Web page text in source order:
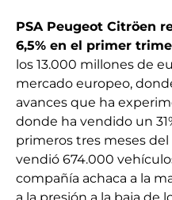
PSA Peugeot Citröen
6,5% en el primer
los 13.000 millones de
mercado europeo,
avances que ha
donde ha vendido un
primeros tres meses
vendió 674.000
compañía achaca a la